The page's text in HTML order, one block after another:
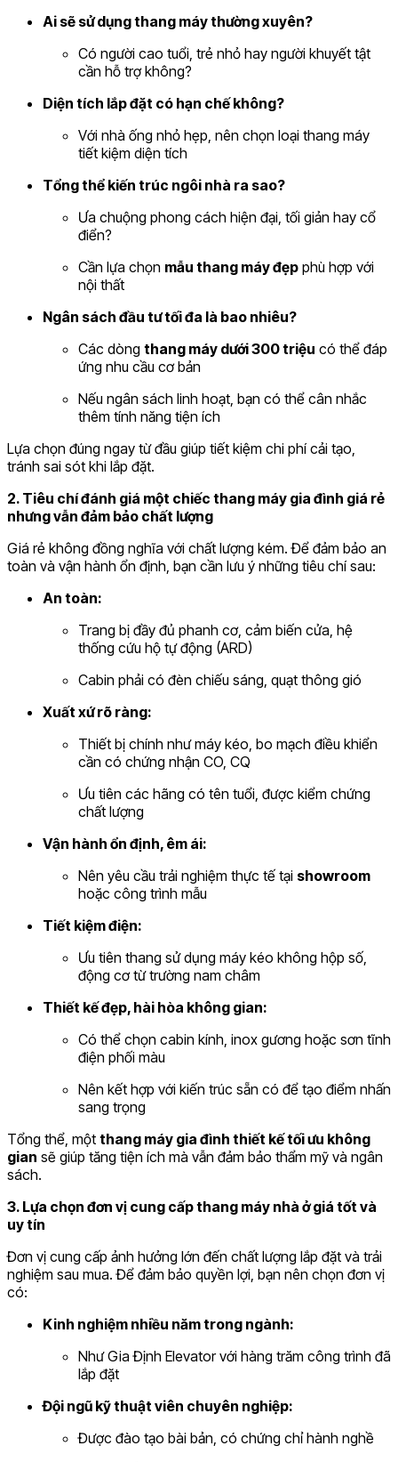
Ai sẽ sử dụng thang máy thường xuyên?
Có người cao tuổi, trẻ nhỏ hay người khuyết tật
cần hỗ trợ không?
Diện tích lắp đặt có hạn chế không?
Với nhà ống nhỏ hẹp, nên chọn loại thang máy
tiết kiệm diện tích
Tổng thể kiến trúc ngôi nhà ra sao?
Ưa chuộng phong cách hiện đại, tối giản hay cổ
điển?
Cần lựa chọn mẫu thang máy đẹp phù hợp với
nội thất
Ngân sách đầu tư tối đa là bao nhiêu?
Các dòng thang máy dưới 300 triệu có thể đáp
ứng nhu cầu cơ bản
Nếu ngân sách linh hoạt, bạn có thể cân nhắc
thêm tính năng tiện ích
Lựa chọn đúng ngay từ đầu giúp tiết kiệm chi phí cải tạo,
tránh sai sót khi lắp đặt.
2. Tiêu chí đánh giá một chiếc thang máy gia đình giá rẻ
nhưng vẫn đảm bảo chất lượng
Giá rẻ không đồng nghĩa với chất lượng kém. Để đảm bảo an
toàn và vận hành ổn định, bạn cần lưu ý những tiêu chí sau:
An toàn:
Trang bị đầy đủ phanh cơ, cảm biến cửa, hệ
thống cứu hộ tự động (ARD)
Cabin phải có đèn chiếu sáng, quạt thông gió
Xuất xứ rõ ràng:
Thiết bị chính như máy kéo, bo mạch điều khiển
cần có chứng nhận CO, CQ
Ưu tiên các hãng có tên tuổi, được kiểm chứng
chất lượng
Vận hành ổn định, êm ái:
Nên yêu cầu trải nghiệm thực tế tại showroom
hoặc công trình mẫu
Tiết kiệm điện:
Ưu tiên thang sử dụng máy kéo không hộp số,
động cơ từ trường nam châm
Thiết kế đẹp, hài hòa không gian:
Có thể chọn cabin kính, inox gương hoặc sơn tĩnh
điện phối màu
Nên kết hợp với kiến trúc sẵn có để tạo điểm nhấn
sang trọng
Tổng thể, một thang máy gia đình thiết kế tối ưu không
gian sẽ giúp tăng tiện ích mà vẫn đảm bảo thẩm mỹ và ngân
sách.
3. Lựa chọn đơn vị cung cấp thang máy nhà ở giá tốt và
uy tín
Đơn vị cung cấp ảnh hưởng lớn đến chất lượng lắp đặt và trải
nghiệm sau mua. Để đảm bảo quyền lợi, bạn nên chọn đơn vị
có:
Kinh nghiệm nhiều năm trong ngành:
Như Gia Định Elevator với hàng trăm công trình đã
lắp đặt
Đội ngũ kỹ thuật viên chuyên nghiệp:
Được đào tạo bài bản, có chứng chỉ hành nghề